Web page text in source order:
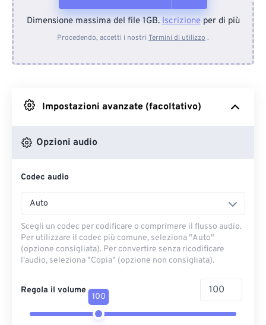
Dal dispositivo
Da Google Drive
Dimensione massima del file 1GB.Iscrizioneper di più
Procedendo, accetti i nostri Termini di utilizzo .
Impostazioni avanzate (facoltativo)
Opzioni audio
Codec audio
Auto
Scegli un codec per codificare o comprimere il flusso audio.
Per utilizzare il codec più comune, seleziona "Auto"
(opzione consigliata). Per convertire senza ricodificare
l'audio, seleziona "Copia" (opzione non consigliata).
Regola il volume
100